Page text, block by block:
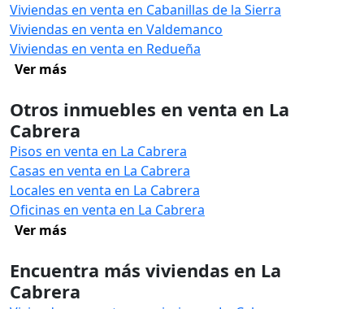
Viviendas en venta en Cabanillas de la Sierra
Viviendas en venta en Valdemanco
Viviendas en venta en Redueña
Ver más
Otros inmuebles en venta en La
Cabrera
Pisos en venta en La Cabrera
Casas en venta en La Cabrera
Locales en venta en La Cabrera
Oficinas en venta en La Cabrera
Ver más
Encuentra más viviendas en La
Cabrera